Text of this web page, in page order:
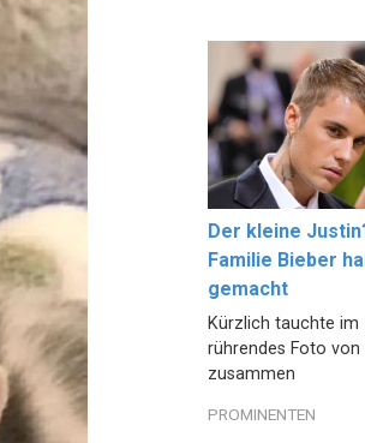
Der kleine
Familie Bieber
gemacht
Kürzlich tauchte im
rührendes Foto
zusammen
PROMINENTEN